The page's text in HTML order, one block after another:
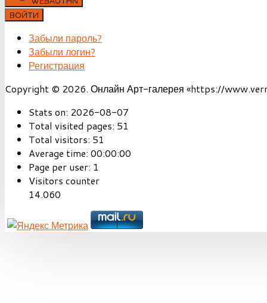
ВОЙТИ
Забыли пароль?
Забыли логин?
Регистрация
Copyright © 2026. Онлайн Арт-галерея «https://
Stats on: 2026-08-07
Total visited pages: 51
Total visitors: 51
Average time: 00:00:00
Page per user: 1
Visitors counter
14.060